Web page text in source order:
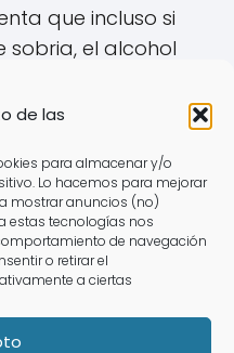
de las
para almacenar y/o
Lo hacemos para mejorar
mostrar anuncios (no)
estas tecnologías nos
de navegación
o retirar el
a ciertas
que incluso si
sobria, el alcohol
su capacidad
es
al menos varias
bebido antes
detienen